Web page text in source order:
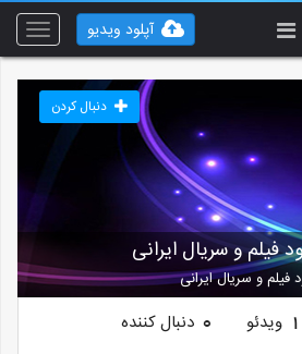
Toggle
آپلود ویدیو
فیلم و سریال ایرانی
فیلم و سریال ایرانی
دنبال کردن
ویدئو 0 دنبال کننده